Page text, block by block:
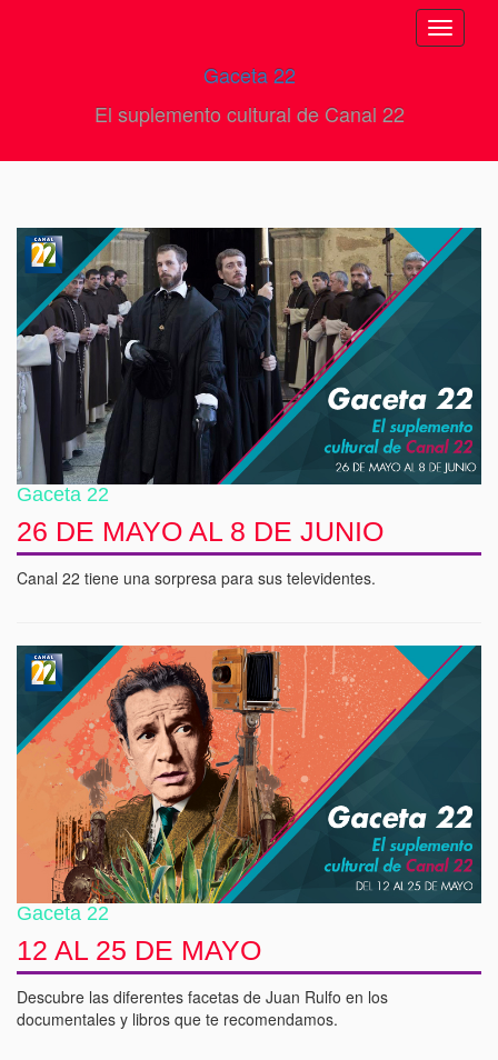
Toggle
Gaceta 22
El suplemento cultural de Canal 22
Gaceta 22
26 DE MAYO AL 8 DE JUNIO
Canal 22 tiene una sorpresa para sus televidentes.
Gaceta 22
12 AL 25 DE MAYO
Descubre las diferentes facetas de Juan Rulfo en los
documentales y libros que te recomendamos.